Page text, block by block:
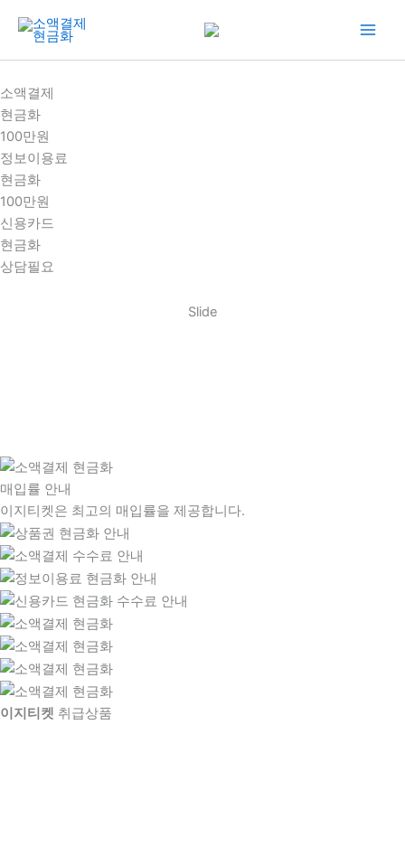
건
너
뛰
기
소액결제
현금화
100만원
정보이용료
현금화
100만원
신용카드
현금화
상담필요
Slide
매입률 안내
이지티켓은 최고의 매입률을 제공합니다.
이지티켓 취급상품